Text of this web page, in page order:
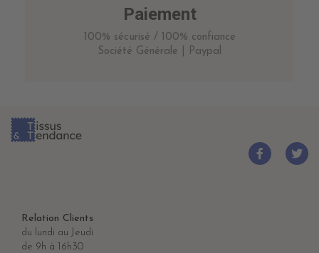
Paiement
100% sécurisé / 100% confiance
Société Générale | Paypal
Relation Clients
du lundi au Jeudi
de 9h à 16h30